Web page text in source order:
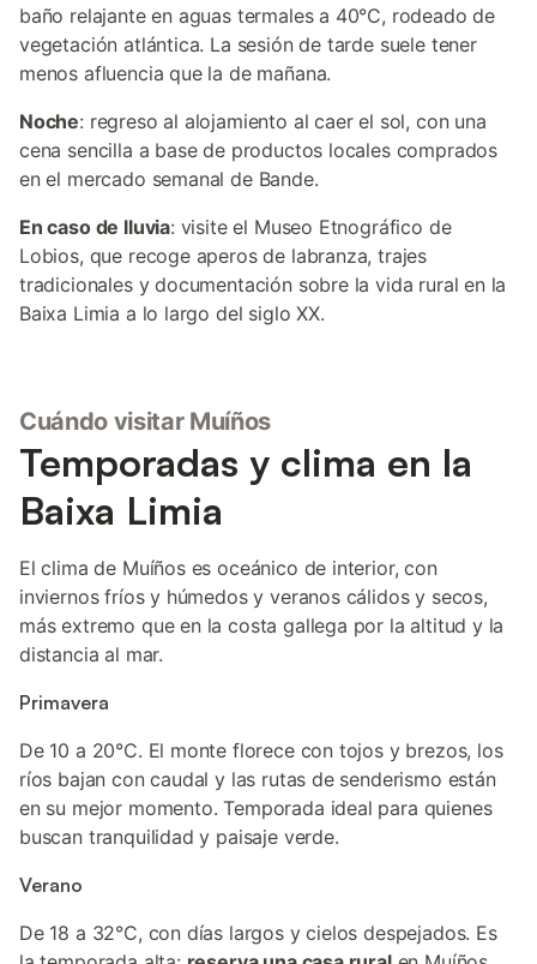
baño relajante en aguas termales a 40°C, rodeado de
vegetación atlántica. La sesión de tarde suele tener
menos afluencia que la de mañana.
Noche: regreso al alojamiento al caer el sol, con una
cena sencilla a base de productos locales comprados
en el mercado semanal de Bande.
En caso de lluvia: visite el Museo Etnográfico de
Lobios, que recoge aperos de labranza, trajes
tradicionales y documentación sobre la vida rural en la
Baixa Limia a lo largo del siglo XX.
Cuándo visitar Muíños
Temporadas y clima en la
Baixa Limia
El clima de Muíños es oceánico de interior, con
inviernos fríos y húmedos y veranos cálidos y secos,
más extremo que en la costa gallega por la altitud y la
distancia al mar.
Primavera
De 10 a 20°C. El monte florece con tojos y brezos, los
ríos bajan con caudal y las rutas de senderismo están
en su mejor momento. Temporada ideal para quienes
buscan tranquilidad y paisaje verde.
Verano
De 18 a 32°C, con días largos y cielos despejados. Es